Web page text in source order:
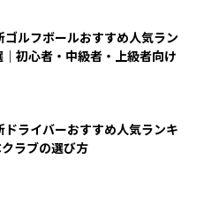
ゴルフボールおすすめ人気ラン
初心者・中級者・上級者向け
ドライバーおすすめ人気ランキ
ラブの選び方